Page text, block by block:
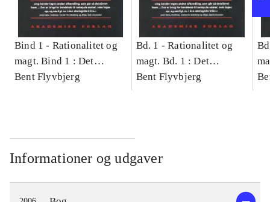
Bind 1 - Rationalitet og
magt. Bind 1 : Det
konkretes videnskab
Bent Flyvbjerg
Bd. 1 -Rationalitet og
magt. Bd. 1 : Det
konkretes videnskab
Bent Flyvbjerg
Informationer og udgaver